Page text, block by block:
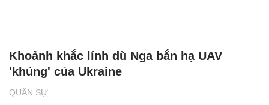
QUÂN SỰ
Khoảnh khắc lính dù Nga bắn hạ UAV
'khủng' của Ukraine